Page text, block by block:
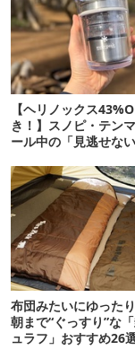
【ヘリノックス
き！】スノピ・テン
ール中の「見逃せな
布団みたいにゆった
朝まで“ぐっすり”な
ュラフ」おすすめ26